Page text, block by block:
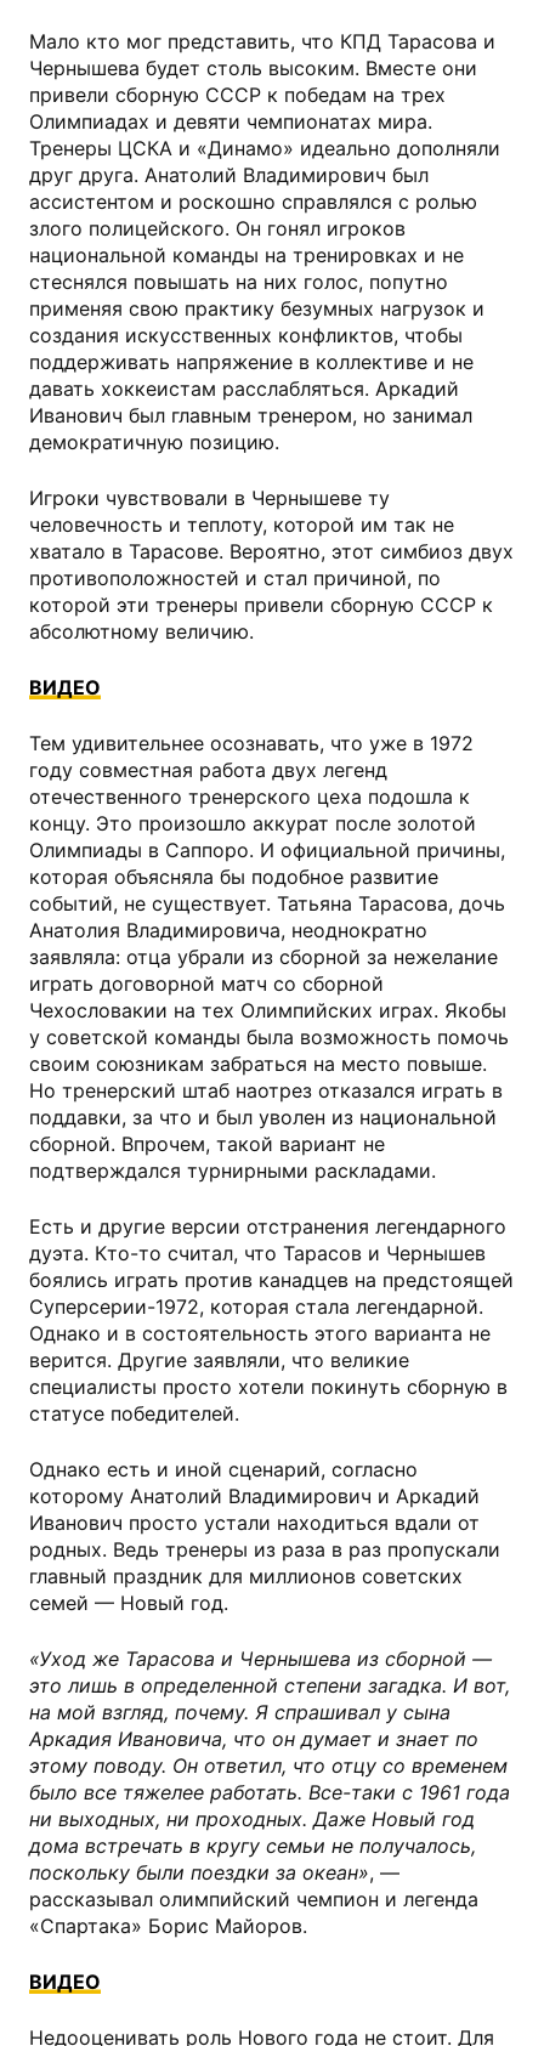
Мало кто мог представить, что КПД Тарасова и
Чернышева будет столь высоким. Вместе они
привели сборную СССР к победам на трех
Олимпиадах и девяти чемпионатах мира.
Тренеры ЦСКА и «Динамо» идеально дополняли
друг друга. Анатолий Владимирович был
ассистентом и роскошно справлялся с ролью
злого полицейского. Он гонял игроков
национальной команды на тренировках и не
стеснялся повышать на них голос, попутно
применяя свою практику безумных нагрузок и
создания искусственных конфликтов, чтобы
поддерживать напряжение в коллективе и не
давать хоккеистам расслабляться. Аркадий
Иванович был главным тренером, но занимал
демократичную позицию.
Игроки чувствовали в Чернышеве ту
человечность и теплоту, которой им так не
хватало в Тарасове. Вероятно, этот симбиоз двух
противоположностей и стал причиной, по
которой эти тренеры привели сборную СССР к
абсолютному величию.
ВИДЕО
Тем удивительнее осознавать, что уже в 1972
году совместная работа двух легенд
отечественного тренерского цеха подошла к
концу. Это произошло аккурат после золотой
Олимпиады в Саппоро. И официальной причины,
которая объясняла бы подобное развитие
событий, не существует. Татьяна Тарасова, дочь
Анатолия Владимировича, неоднократно
заявляла: отца убрали из сборной за нежелание
играть договорной матч со сборной
Чехословакии на тех Олимпийских играх. Якобы
у советской команды была возможность помочь
своим союзникам забраться на место повыше.
Но тренерский штаб наотрез отказался играть в
поддавки, за что и был уволен из национальной
сборной. Впрочем, такой вариант не
подтверждался турнирными раскладами.
Есть и другие версии отстранения легендарного
дуэта. Кто-то считал, что Тарасов и Чернышев
боялись играть против канадцев на предстоящей
Суперсерии-1972, которая стала легендарной.
Однако и в состоятельность этого варианта не
верится. Другие заявляли, что великие
специалисты просто хотели покинуть сборную в
статусе победителей.
Однако есть и иной сценарий, согласно
которому Анатолий Владимирович и Аркадий
Иванович просто устали находиться вдали от
родных. Ведь тренеры из раза в раз пропускали
главный праздник для миллионов советских
семей — Новый год.
«Уход же Тарасова и Чернышева из сборной —
это лишь в определенной степени загадка. И вот,
на мой взгляд, почему. Я спрашивал у сына
Аркадия Ивановича, что он думает и знает по
этому поводу. Он ответил, что отцу со временем
было все тяжелее работать. Все-таки с 1961 года
ни выходных, ни проходных. Даже Новый год
дома встречать в кругу семьи не получалось,
поскольку были поездки за океан», —
рассказывал олимпийский чемпион и легенда
«Спартака» Борис Майоров.
ВИДЕО
Недооценивать роль Нового года не стоит. Для